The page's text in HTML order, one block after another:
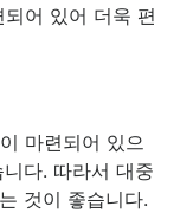
어 있어 더욱 편
마련되어 있으
다. 따라서 대중
것이 좋습니다.